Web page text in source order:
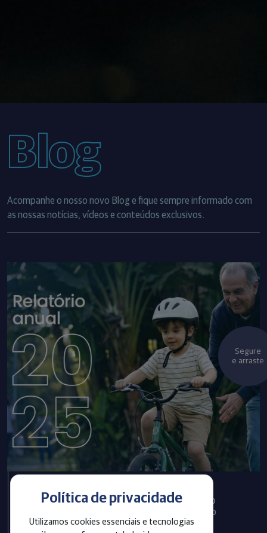
Política de privacidade
Utilizamos cookies essenciais e tecnologias
Blog
Acompanhe o nosso novo Blog e fique sempre informado com
as nossas notícias, vídeos e conteúdos exclusivos.
Infraprev publica Relatório
Anual com informações do
exercício 2025
Segure
e arraste